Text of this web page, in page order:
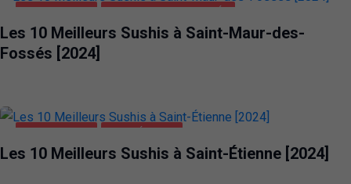
Les 10 Meilleurs Sushis à Saint-Maur-des-
Fossés [2024]
Les 10 Meilleurs Sushis à Saint-Étienne [2024]